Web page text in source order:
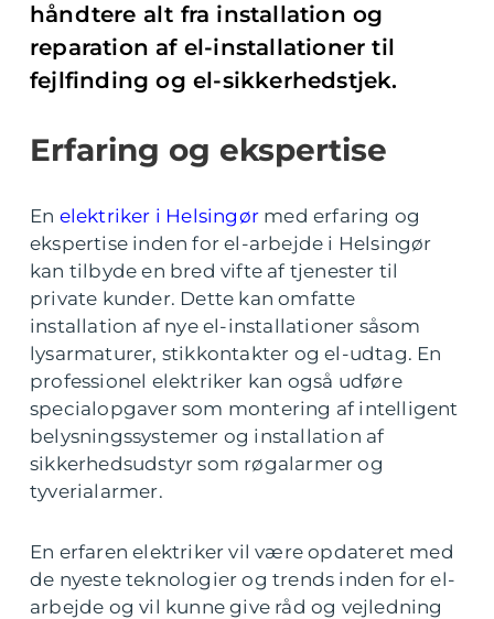
håndtere alt fra installation og
reparation af el-installationer til
fejlfinding og el-sikkerhedstjek.
Erfaring og ekspertise
En elektriker i Helsingør med erfaring og
ekspertise inden for el-arbejde i Helsingør
kan tilbyde en bred vifte af tjenester til
private kunder. Dette kan omfatte
installation af nye el-installationer såsom
lysarmaturer, stikkontakter og el-udtag. En
professionel elektriker kan også udføre
specialopgaver som montering af intelligent
belysningssystemer og installation af
sikkerhedsudstyr som røgalarmer og
tyverialarmer.
En erfaren elektriker vil være opdateret med
de nyeste teknologier og trends inden for el-
arbejde og vil kunne give råd og vejledning